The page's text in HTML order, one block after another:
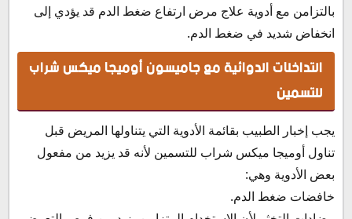
بالتزامن مع أدوية علاج مرض ارتفاع ضغط الدم قد يؤدي إلى
انخفاض شديد في ضغط الدم.
التداخلات الدوائية مع جاميسون أوميجا ميكس شراب
للتسمين
يجب إخبار الطبيب بقائمة الأدوية التي يتناولها المريض قبل
تناول أوميجا ميكس شراب للتسمين لأنه قد يزيد من مفعول
بعض الأدوية وهي:
خافضات ضغط الدم.